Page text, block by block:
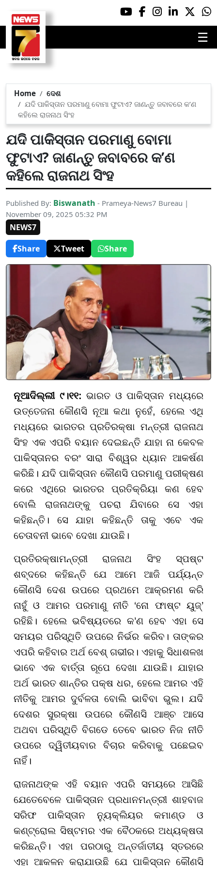
☰
Home
ଦେଶ
ଯଦି ପାକିସ୍ତାନ ପରମାଣୁ ବୋମା ଫୁଟାଏ? ଜାଣନ୍ତୁ ଜବାବରେ କ’ଣ
କହିଲେ ରାଜନାଥ ସିଂହ
ଯଦି ପାକିସ୍ତାନ ପରମାଣୁ ବୋମା
ଫୁଟାଏ? ଜାଣନ୍ତୁ ଜବାବରେ କ’ଣ
କହିଲେ ରାଜନାଥ ସିଂହ
Published By: Biswanath - Prameya-News7 Bureau |
November 09, 2025 05:32 PM
NEWS7
Share
Tweet Share
ନୂଆଦିଲ୍ଲୀ ୯।୧୧: ଭାରତ ଓ ପାକିସ୍ତାନ ମଧ୍ୟରେ
ଉତ୍ତେଜନା କୌଣସି ନୂଆ କଥା ନୁହେଁ, ହେଲେ ଏଥି
ମଧ୍ୟରେ ଭାରତର ପ୍ରତିରକ୍ଷା ମନ୍ତ୍ରୀ ରାଜନାଥ
ସିଂହ ଏକ ଏପରି ବୟାନ ଦେଇଛନ୍ତି ଯାହା ନା କେବଳ
ପାକିସ୍ତାନର ବରଂ ସାରା ବିଶ୍ୱର ଧ୍ୟାନ ଆକର୍ଷଣ
କରିଛି। ଯଦି ପାକିସ୍ତାନ କୌଣସି ପରମାଣୁ ପରୀକ୍ଷଣ
କରେ ଏଥିରେ ଭାରତର ପ୍ରତିକ୍ରିୟା କଣ ହେବ
ବୋଲି ରାଜନାଥଙ୍କୁ ପଚରା ଯିବାରେ ସେ ଏହା
କହିଛନ୍ତି। ସେ ଯାହା କହିଛନ୍ତି ତାକୁ ଏବେ ଏକ
ଚେତାବନୀ ଭାବେ ଦେଖା ଯାଉଛି।
ପ୍ରତିରକ୍ଷାମନ୍ତ୍ରୀ ରାଜନାଥ ସିଂହ ସ୍ପଷ୍ଟ
ଶବ୍ଦରେ କହିଛନ୍ତି ଯେ ଆମେ ଆଜି ପର୍ଯ୍ୟନ୍ତ
କୌଣସି ଦେଶ ଉପରେ ପ୍ରଥମେ ଆକ୍ରମଣ କରି
ନାହୁଁ ଓ ଆମର ପରମାଣୁ ନୀତି ‘ନୋ ଫାଷ୍ଟ ୟୁଜ୍’
ରହିଛି। ହେଲେ ଭବିଷ୍ୟତରେ କ’ଣ ହେବ ଏହା ସେ
ସମୟର ପରିସ୍ଥିତି ଉପରେ ନିର୍ଭର କରିବ। ତାଙ୍କର
ଏପରି କହିବାର ଅର୍ଥ ବେଶ୍ ଗଭୀର। ଏହାକୁ ସିଧାଶଳଖ
ଭାବେ ଏକ ବାର୍ତ୍ତା ରୂପେ ଦେଖା ଯାଉଛି। ଯାହାର
ଅର୍ଥ ଭାରତ ଶାନ୍ତିର ପକ୍ଷ ଧର, ହେଲେ ଆମର ଏହି
ନୀତିକୁ ଆମର ଦୁର୍ବଳତା ବୋଲି ଭାବିବା ଭୁଲ। ଯଦି
ଦେଶର ସୁରକ୍ଷା ଉପରେ କୌଣସି ଆଞ୍ଚ ଆସେ
ଅଥବା ପରିସ୍ଥିତି ବିଗଡେ ତେବେ ଭାରତ ନିଜ ନୀତି
ଉପରେ ଦ୍ୱିତୀୟବାର ବିଚାର କରିବାକୁ ପଛେଇବ
ନାହିଁ।
ରାଜନାଥଙ୍କ ଏହି ବୟାନ ଏପରି ସମୟରେ ଆସିଛି
ଯେତେବେଳେ ପାକିସ୍ତାନ ପ୍ରଧାନମନ୍ତ୍ରୀ ଶାହବାଜ
ସରିଫ ପାକିସ୍ତାନ ନ୍ୟୁକ୍ଲିୟର କମାଣ୍ଡ ଓ
କଣ୍ଟ୍ରୋଲ ସିଷ୍ଟମର ଏକ ବୈଠକରେ ଅଧ୍ୟକ୍ଷତା
କରିଛନ୍ତି। ଏହା ପରଠାରୁ ଅନ୍ତର୍ଜାତୀୟ ସ୍ତରରେ
ଏହା ଆକଳନ କରାଯାଉଛି ଯେ ପାକିସ୍ତାନ କୌଣସି